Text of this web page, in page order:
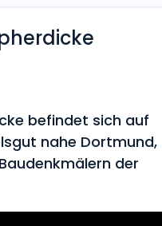
befindet sich auf
nahe Dortmund,
der